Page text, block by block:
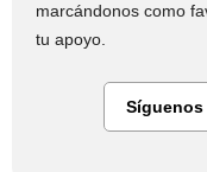
marcándonos como
tu apoyo.
Síguenos